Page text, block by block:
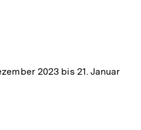
2023 bis 21. Januar